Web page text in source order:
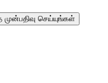
செய்யுங்கள்